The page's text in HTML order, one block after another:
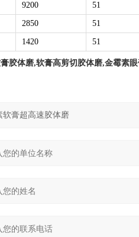
9200 51
2850 51
1420 51
胶体磨,软膏高剪切胶体磨,金霉素